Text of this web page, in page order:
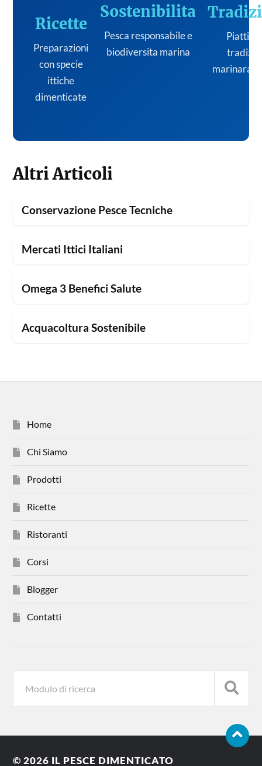
Ricette
Preparazioni
con specie
ittiche
dimenticate
Sostenibilita
Pesca responsabile e
biodiversita marina
Piatti
marinara
Altri Articoli
Conservazione Pesce Tecniche
Mercati Ittici Italiani
Omega 3 Benefici Salute
Acquacoltura Sostenibile
Home
Chi Siamo
Prodotti
Ricette
Ristoranti
Corsi
Blogger
Contatti
© 2026 IL PESCE DIMENTICATO